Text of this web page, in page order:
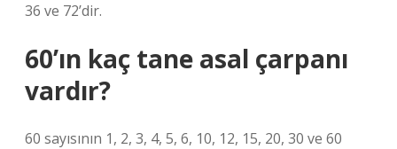
36 ve 72’dir.
60’ın kaç tane asal çarpanı
vardır?
60 sayısının 1, 2, 3, 4, 5, 6, 10, 12, 15, 20, 30 ve 60